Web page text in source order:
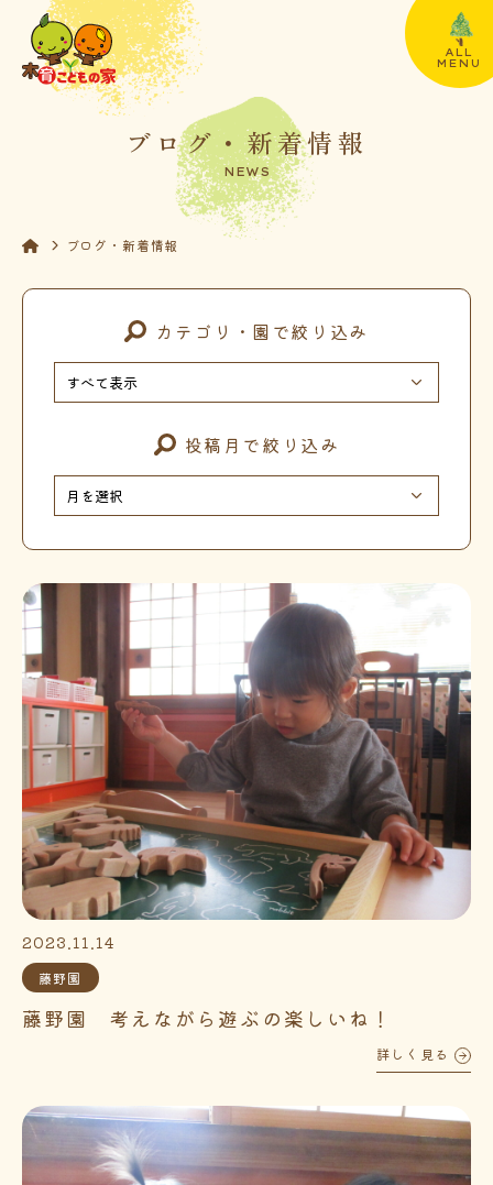
ALL
MENU
ブログ・新着情報
NEWS
ブログ・新着情報
カテゴリ・園で絞り込み
投稿月で絞り込み
2023.11.14
藤野園
藤野園 考えながら遊ぶの楽しいね！
詳しく見る